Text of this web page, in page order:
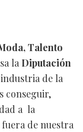
Talento
laDiputación
de la
conseguir,
a la
de nuestra